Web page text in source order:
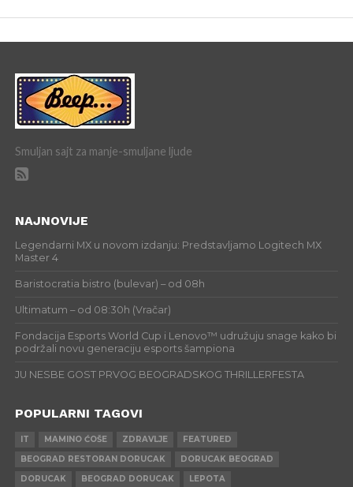
Smuljan sajt za manje-smuljane ljude
NAJNOVIJE
Legendarni MX u novom izdanju: Predstavljamo Logitech MX
Master 4
Baristocratia bistro (bulevar) – od 08h
Ultimatum – od 08:30h (Vračar)
Fondacija Esports World Cup i Lenovo™ udružuju snage kako bi
podržali novu generaciju esports šampiona
JU NESBE GOST PRVOG BEOGRADSKOG THRILLERFESTA
POPULARNI TAGOVI
IT MAMINO ĆOŠE ZDRAVLJE
FEATURED
BEOGRAD RESTORAN DORUCAK
DORUCAK BEOGRAD
DORUCAK
BEOGRAD DORUCAK LEPOTA